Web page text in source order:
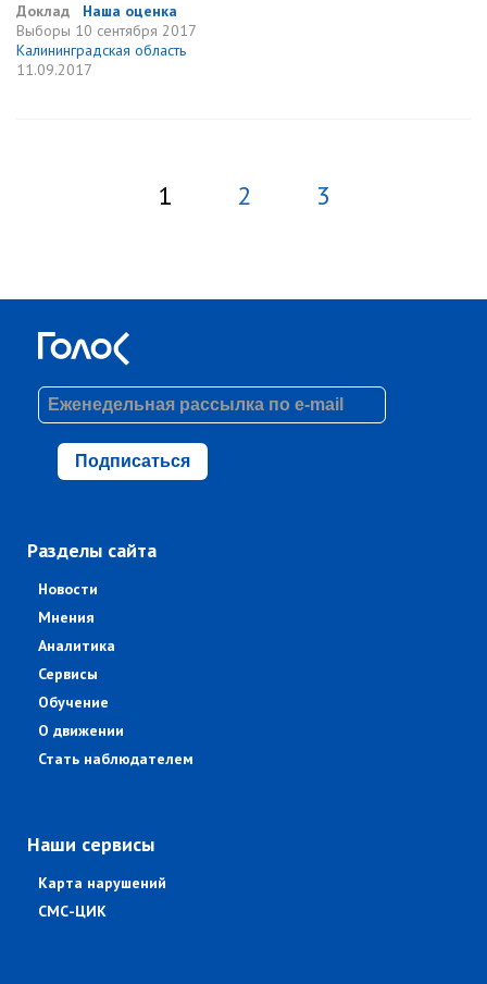
Доклад
Наша оценка
Выборы 10 сентября 2017
Калининградская область
11.09.2017
1 2 3
Подписаться
Разделы сайта
Новости
Мнения
Аналитика
Сервисы
Обучение
О движении
Стать наблюдателем
Наши сервисы
Карта нарушений
СМС-ЦИК